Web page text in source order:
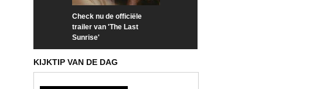
Check nu de officiële
trailer van 'The Last
Sunrise'
KIJKTIP VAN DE DAG